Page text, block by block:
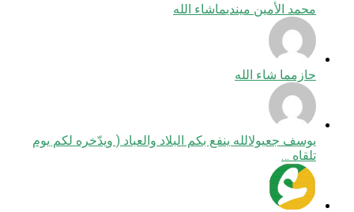
محمد الأمين مينديماشاء الله
حازمما شاء الله
يوسف جعيولالله ينفع بكم البلاد والعباد ( ويدّخره لكم يوم
تلقاه …